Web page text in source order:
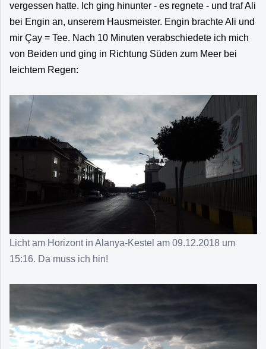
vergessen hatte. Ich ging hinunter - es regnete - und traf Ali
bei Engin an, unserem Hausmeister. Engin brachte Ali und
mir Çay = Tee. Nach 10 Minuten verabschiedete ich mich
von Beiden und ging in Richtung Süden zum Meer bei
leichtem Regen:
Licht am Horizont in Alanya-Kestel am 09.12.2018 um
15:16. Da muss ich hin!